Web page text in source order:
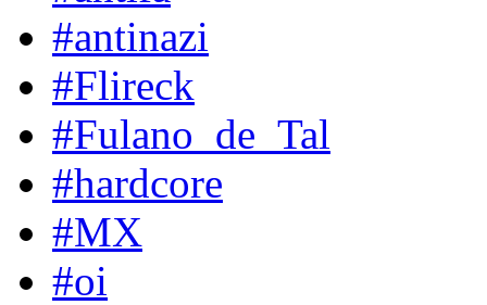
#antinazi
#Flireck
#Fulano_de_Tal
#hardcore
#MX
#oi